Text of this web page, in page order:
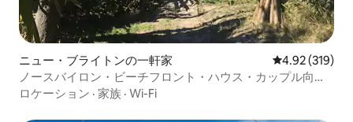
ニュー・ブライトンの一軒家 レビュー319
4.92 (319)
ノースバイロン・ビーチフロント・ハウス・カップル向け
宿泊施設
ロケーション · 家族 · Wi-Fi